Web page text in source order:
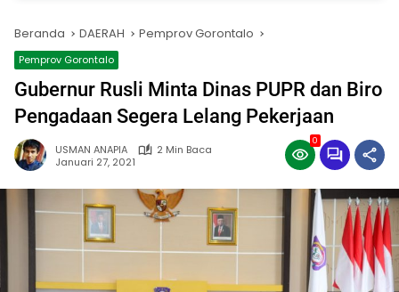
Beranda DAERAH Pemprov Gorontalo
Pemprov Gorontalo
Gubernur Rusli Minta Dinas PUPR dan Biro
Pengadaan Segera Lelang Pekerjaan
USMAN ANAPIA
2 Min Baca
Januari 27, 2021
0